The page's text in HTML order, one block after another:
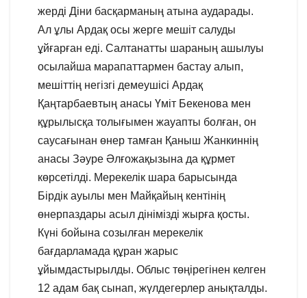
жерді Діни басқарманың атына аударады.
Ал ұлы Ардақ осы жерге мешіт салуды
ұйғарған еді. Салтанатты шараның ашылуы
осылайша марапаттармен бастау алып,
мешіттің негізгі демеушісі Ардақ
Қаңтарбаевтың анасы Үміт Бекенова мен
құрылысқа толығымен жауапты болған, он
саусағынан өнер тамған Қаныш Жанкиннің
анасы Зәуре Әлғожақызына да құрмет
көрсетілді. Мерекелік шара барысында
Бірдік ауылы мен Майқайың кентінің
өнерпаздары асыл дінімізді жырға қосты.
Күні бойына созылған мерекелік
бағдарламада құран жарыс
ұйымдастырылды. Облыс төңірегінен келген
12 адам бақ сынап, жүлдегерлер анықталды.